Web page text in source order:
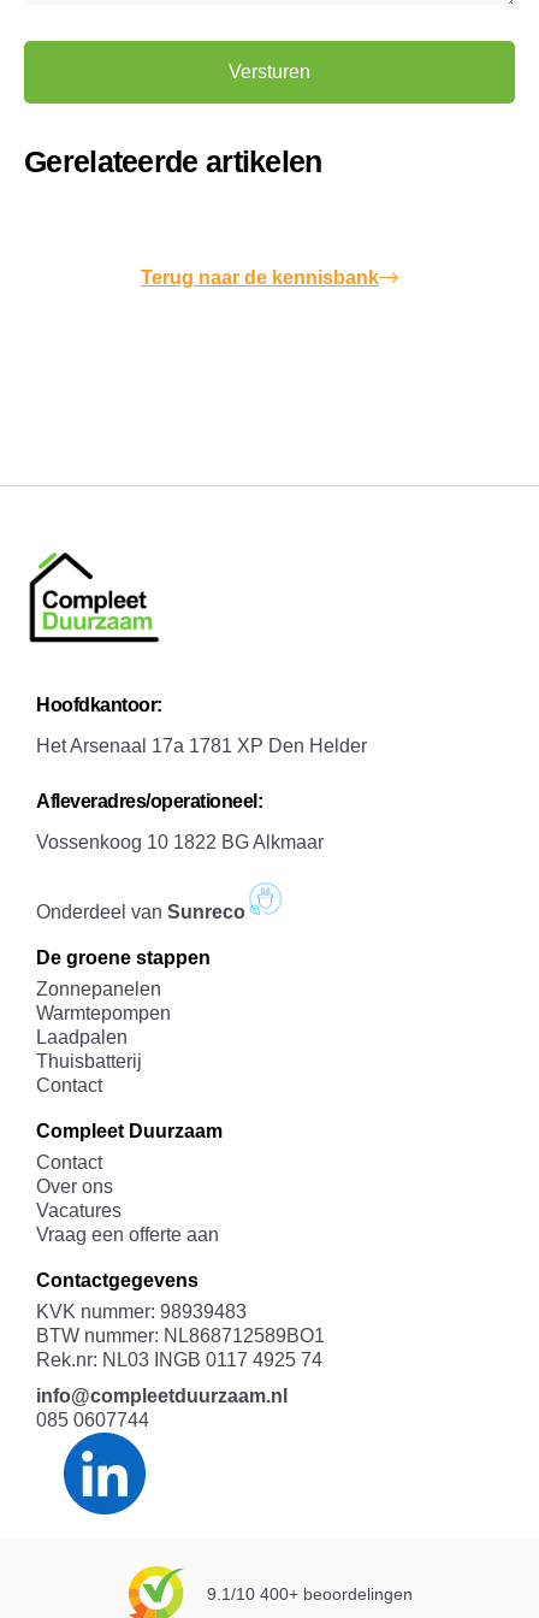
Gerelateerde artikelen
Terug naar de kennisbank
Hoofdkantoor:
Het Arsenaal 17a 1781 XP Den Helder
Afleveradres/operationeel:
Vossenkoog 10 1822 BG Alkmaar
Onderdeel van Sunreco
De groene stappen
Zonnepanelen
Warmtepompen
Laadpalen
Thuisbatterij
Contact
Compleet Duurzaam
Contact
Over ons
Vacatures
Vraag een offerte aan
Contactgegevens
KVK nummer: 98939483
BTW nummer: NL868712589BO1
Rek.nr: NL03 INGB 0117 4925 74
info@compleetduurzaam.nl
085 0607744
9.1/10 400+ beoordelingen